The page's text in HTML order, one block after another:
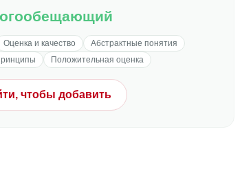
Оценка и качество
Абстрактные понятия
Положительная оценка
чтобы добавить